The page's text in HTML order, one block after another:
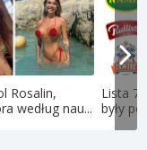
Rosalin,
według nau...
Lista
były